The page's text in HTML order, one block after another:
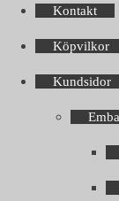
Kontakt
Köpvilkor
Kundsidor